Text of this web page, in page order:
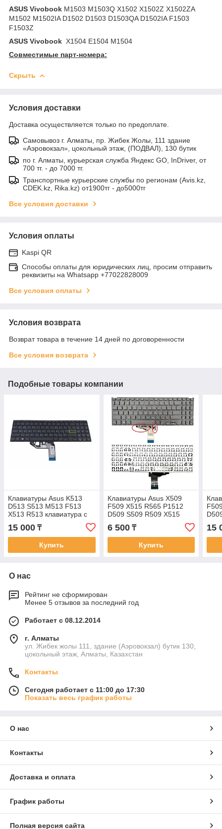
ASUS Vivobook M1503 M1503Q X1502 X1502Z X1502ZA
M1502 M1502IA D1502 D1503 D1503QA D1502IA F1503
F1503Z
ASUS Vivobook X1504 E1504 M1504
Совместимые парт-номера:
Скрыть
Условия доставки
Доставка осуществляется только по предоплате.
Самовывоз г. Алматы, пр. Жибек Жолы, 111 здание
«Аэровокзал», цокольный этаж, (ПОДВАЛ), 130 бутик
по г. Алматы, курьерская служба Яндекс GO, InDriver, от
700 тг. - до 7000 тг.
Транспортные курьерские службы по регионам (Avis.kz,
CDEK.kz, Rika.kz) от1900тг - до5000тг
Все условия доставки
Условия оплаты
Kaspi QR
Способы оплаты для юридических лиц, просим отправить
реквизиты на Whatsapp +77022828009
Все условия оплаты
Условия возврата
Возврат товара в течение 14 дней по договоренности
Все условия возврата
Подобные товары компании
Клавиатуры Asus K513
D513 S513 M513 F513
X513 R513 клавиатура c
RU/ EN раскладкой c
подсветкой
15 000 ₸
Купить
Клавиатуры Asus X509
F509 X515 R565 P1512
D509 S509 R509 X515
клавиатура c RU/ EN
раскладкой без
подсветкой
6 500₸
Купить
15
О нас
Рейтинг не сформирован
Менее 5 отзывов за последний год
Работает с 08.12.2014
г. Алматы
ул. Жибек жолы 111, здание (Аэровокзал) бутик 130,
цокольный этаж, Алматы, Казахстан
Контакты
Сегодня работает с 11:00 до 17:30
Показать весь график работы
О нас
Контакты
Доставка и оплата
График работы
Полная версия сайта